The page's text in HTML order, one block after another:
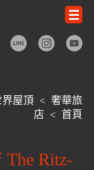
界屋頂 < 奢華旅
店 < 首頁
Ritz-